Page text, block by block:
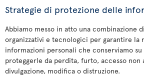
Strategie di protezione delle
Abbiamo messo in atto una combinazione
organizzativi e tecnologici per garantire la
informazioni personali che conserviamo
proteggerle da perdita, furto, accesso non
divulgazione, modifica o distruzione.